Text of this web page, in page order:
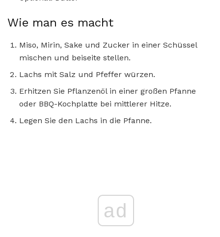
Wie man es macht
Miso, Mirin, Sake und Zucker in einer Schüssel
mischen und beiseite stellen.
Lachs mit Salz und Pfeffer würzen.
Erhitzen Sie Pflanzenöl in einer großen Pfanne
oder BBQ-Kochplatte bei mittlerer Hitze.
Legen Sie den Lachs in die Pfanne.
ad